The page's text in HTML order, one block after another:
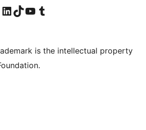
do Facebook
nossa conta no Instagram
Visite a nossa conta no LinkedIn
Visit our TikTok account
Visit our YouTube channel
Visit our Tumblr account
is the intellectual property